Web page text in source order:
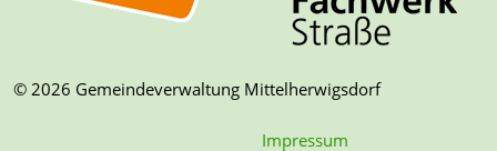
© 2026 Gemeindeverwaltung Mittelherwigsdorf
Impressum